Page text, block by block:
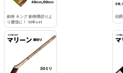
銅巻 キング 銅巻隅切りよ
り腰強に！ 10本set
伯